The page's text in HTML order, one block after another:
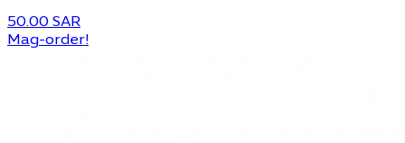
50.00 SAR
Mag-order!